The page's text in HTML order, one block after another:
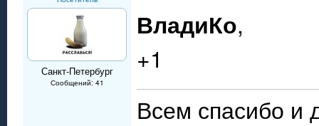
Санкт-Петербург
Сообщений: 41
ВладиКо,
+1
Всем спасибо и